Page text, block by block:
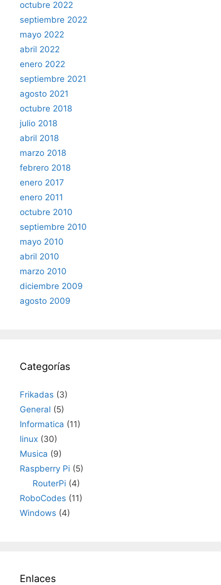
octubre 2022
septiembre 2022
mayo 2022
abril 2022
enero 2022
septiembre 2021
agosto 2021
octubre 2018
julio 2018
abril 2018
marzo 2018
febrero 2018
enero 2017
enero 2011
octubre 2010
septiembre 2010
mayo 2010
abril 2010
marzo 2010
diciembre 2009
agosto 2009
Categorías
Frikadas (3)
General (5)
Informatica (11)
linux (30)
Musica (9)
Raspberry Pi (5)
RouterPi (4)
RoboCodes (11)
Windows (4)
Enlaces